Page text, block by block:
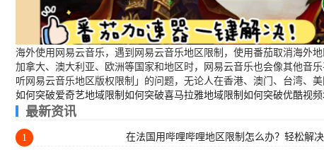
海外使用网易云音乐，遇到网易云音乐地区限制，使用番茄取消海外
加拿大、澳大利亚、欧洲等国家和地区时，网易云音乐也会像其他音
听网易云音乐地区版权限制」的问题，无论人在香港、澳门、台湾、
如何突破爱奇艺地域限制 如何突破喜马拉雅地域限制 如何突破优酷视频
最新资讯
1 在法国用哔哩哔哩地区限制怎么办？轻松解